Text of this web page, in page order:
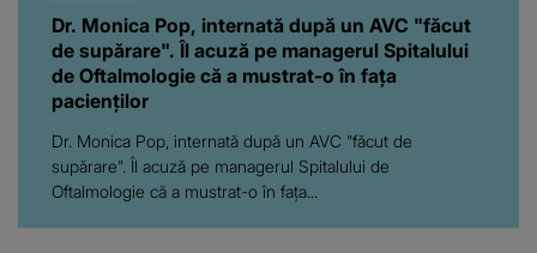
Dr. Monica Pop, internată după un AVC "făcut
de supărare". Îl acuză pe managerul Spitalului
de Oftalmologie că a mustrat-o în fața
pacienților
Dr. Monica Pop, internată după un AVC "făcut de
supărare". Îl acuză pe managerul Spitalului de
Oftalmologie că a mustrat-o în fața...